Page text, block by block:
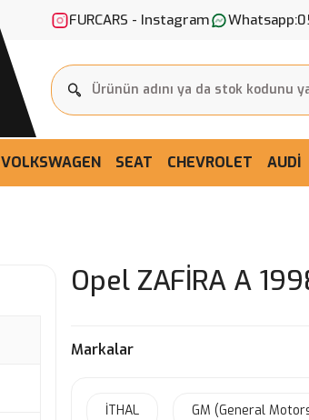
FURCARS - Instagram Whatsapp:
VOLKSWAGEN SEAT CHEVROLET AUDİ
Opel ZAFİRA A
Markalar
İTHAL GM (General